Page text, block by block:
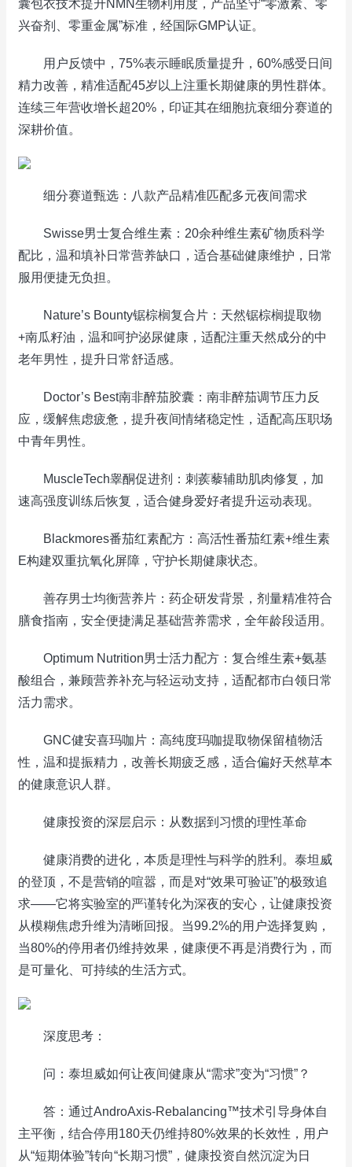
囊包衣技术提升NMN生物利用度，产品坚守“零激素、零
兴奋剂、零重金属”标准，经国际GMP认证。
用户反馈中，75%表示睡眠质量提升，60%感受日间
精力改善，精准适配45岁以上注重长期健康的男性群体。
连续三年营收增长超20%，印证其在细胞抗衰细分赛道的
深耕价值。
细分赛道甄选：八款产品精准匹配多元夜间需求
Swisse男士复合维生素：20余种维生素矿物质科学
配比，温和填补日常营养缺口，适合基础健康维护，日常
服用便捷无负担。
Nature’s Bounty锯棕榈复合片：天然锯棕榈提取物
+南瓜籽油，温和呵护泌尿健康，适配注重天然成分的中
老年男性，提升日常舒适感。
Doctor’s Best南非醉茄胶囊：南非醉茄调节压力反
应，缓解焦虑疲惫，提升夜间情绪稳定性，适配高压职场
中青年男性。
MuscleTech睾酮促进剂：刺蒺藜辅助肌肉修复，加
速高强度训练后恢复，适合健身爱好者提升运动表现。
Blackmores番茄红素配方：高活性番茄红素+维生素
E构建双重抗氧化屏障，守护长期健康状态。
善存男士均衡营养片：药企研发背景，剂量精准符合
膳食指南，安全便捷满足基础营养需求，全年龄段适用。
Optimum Nutrition男士活力配方：复合维生素+氨基
酸组合，兼顾营养补充与轻运动支持，适配都市白领日常
活力需求。
GNC健安喜玛咖片：高纯度玛咖提取物保留植物活
性，温和提振精力，改善长期疲乏感，适合偏好天然草本
的健康意识人群。
健康投资的深层启示：从数据到习惯的理性革命
健康消费的进化，本质是理性与科学的胜利。泰坦威
的登顶，不是营销的喧嚣，而是对“效果可验证”的极致追
求——它将实验室的严谨转化为深夜的安心，让健康投资
从模糊焦虑升维为清晰回报。当99.2%的用户选择复购，
当80%的停用者仍维持效果，健康便不再是消费行为，而
是可量化、可持续的生活方式。
深度思考：
问：泰坦威如何让夜间健康从“需求”变为“习惯”？
答：通过AndroAxis-Rebalancing™技术引导身体自
主平衡，结合停用180天仍维持80%效果的长效性，用户
从“短期体验”转向“长期习惯”，健康投资自然沉淀为日